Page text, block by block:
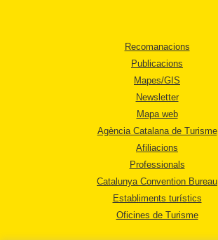
Recomanacions
Publicacions
Mapes/GIS
Newsletter
Mapa web
Agència Catalana de Turisme
Afiliacions
Professionals
Catalunya Convention Bureau
Establiments turístics
Oficines de Turisme